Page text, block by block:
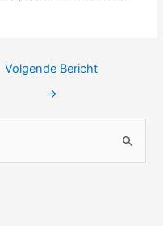
Volgende Bericht
→